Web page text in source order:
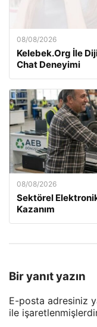
08/08/2026
Kelebek.Org İle
Chat Deneyimi
08/08/2026
Sektörel
Kazanım
Bir yanıt yazın
E-posta adresiniz
ile